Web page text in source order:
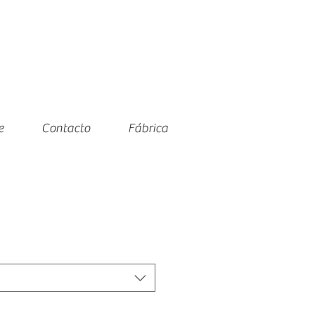
Contacto Fábrica